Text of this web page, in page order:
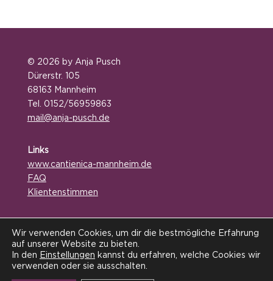
© 2026 by Anja Pusch
Dürerstr. 105
68163 Mannheim
Tel. 0152/56959863
mail@anja-pusch.de
Links
www. cantienica-mannheim.de
FAQ
Klientenstimmen
Online-Terminbuchung
Kontakt / Anfahrt
Impressum / Datenschutz
Wir verwenden Cookies, um dir die bestmögliche Erfahrung
auf unserer Website zu bieten.
In den Einstellungen kannst du erfahren, welche Cookies wir
verwenden oder sie ausschalten.